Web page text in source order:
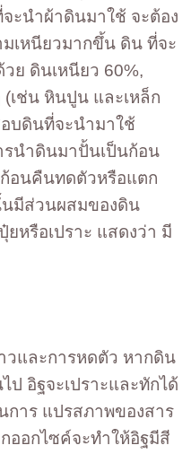
ะนำผ้าดินมาใช้ จะต้อง
เหนียวมากขึ้น ดิน ที่จะ
ย ดินเหนียว 60%,
เช่น หินปูน และเหล็ก
บดินที่จะนำมาใช้
รนำดินมาปั้นเป็นก้อน
อนคืนทดตัวหรือแตก
มีส่วนผสมของดิน
หรือเปราะ แสดงว่า มี
และการหดตัว หากดิน
อิฐจะเปราะและทักได้
การ แปรสภาพของสาร
ออกไซค์จะทำให้อิฐมีสี